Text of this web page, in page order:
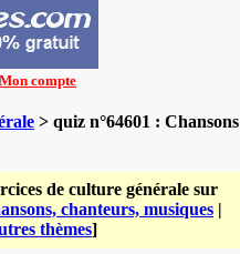
Mon compte
> quiz n°64601 : Chansons
de culture générale sur
chanteurs, musiques |
thèmes]